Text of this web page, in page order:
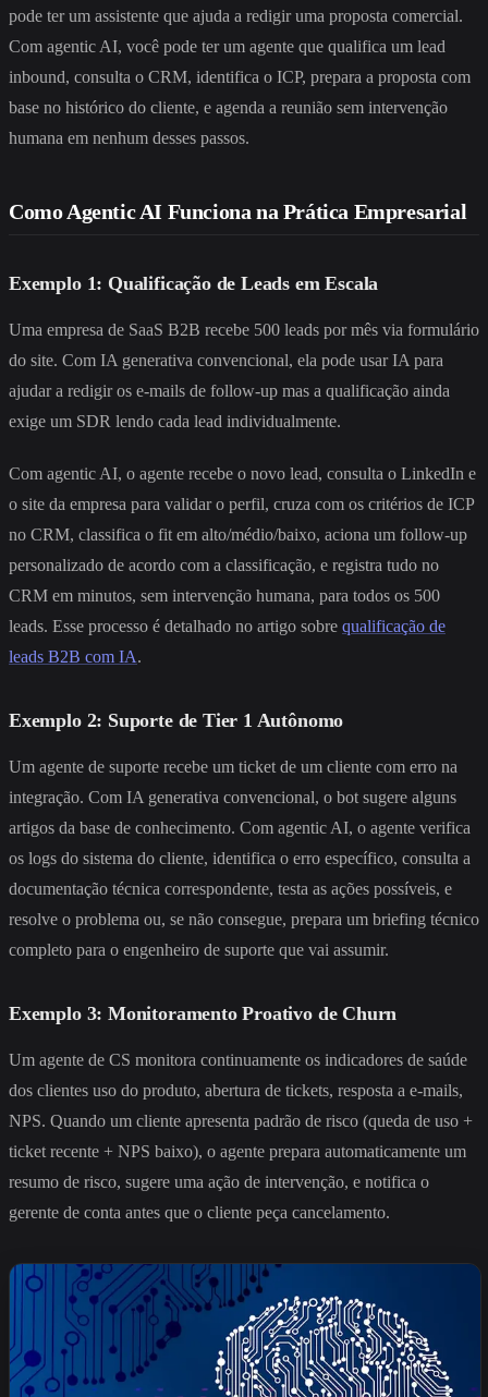
pode ter um assistente que ajuda a redigir uma proposta comercial.
Com agentic AI, você pode ter um agente que qualifica um lead
inbound, consulta o CRM, identifica o ICP, prepara a proposta com
base no histórico do cliente, e agenda a reunião sem intervenção
humana em nenhum desses passos.
Como Agentic AI Funciona na Prática Empresarial
Exemplo 1: Qualificação de Leads em Escala
Uma empresa de SaaS B2B recebe 500 leads por mês via formulário
do site. Com IA generativa convencional, ela pode usar IA para
ajudar a redigir os e-mails de follow-up mas a qualificação ainda
exige um SDR lendo cada lead individualmente.
Com agentic AI, o agente recebe o novo lead, consulta o LinkedIn e
o site da empresa para validar o perfil, cruza com os critérios de ICP
no CRM, classifica o fit em alto/médio/baixo, aciona um follow-up
personalizado de acordo com a classificação, e registra tudo no
CRM em minutos, sem intervenção humana, para todos os 500
leads. Esse processo é detalhado no artigo sobre qualificação de
leads B2B com IA.
Exemplo 2: Suporte de Tier 1 Autônomo
Um agente de suporte recebe um ticket de um cliente com erro na
integração. Com IA generativa convencional, o bot sugere alguns
artigos da base de conhecimento. Com agentic AI, o agente verifica
os logs do sistema do cliente, identifica o erro específico, consulta a
documentação técnica correspondente, testa as ações possíveis, e
resolve o problema ou, se não consegue, prepara um briefing técnico
completo para o engenheiro de suporte que vai assumir.
Exemplo 3: Monitoramento Proativo de Churn
Um agente de CS monitora continuamente os indicadores de saúde
dos clientes uso do produto, abertura de tickets, resposta a e-mails,
NPS. Quando um cliente apresenta padrão de risco (queda de uso +
ticket recente + NPS baixo), o agente prepara automaticamente um
resumo de risco, sugere uma ação de intervenção, e notifica o
gerente de conta antes que o cliente peça cancelamento.